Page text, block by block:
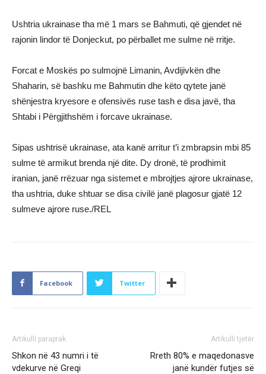
Ushtria ukrainase tha më 1 mars se Bahmuti, që gjendet në
rajonin lindor të Donjeckut, po përballet me sulme në rritje.
Forcat e Moskës po sulmojnë Limanin, Avdijivkën dhe
Shaharin, së bashku me Bahmutin dhe këto qytete janë
shënjestra kryesore e ofensivës ruse tash e disa javë, tha
Shtabi i Përgjithshëm i forcave ukrainase.
Sipas ushtrisë ukrainase, ata kanë arritur t’i zmbrapsin mbi 85
sulme të armikut brenda një dite. Dy dronë, të prodhimit
iranian, janë rrëzuar nga sistemet e mbrojtjes ajrore ukrainase,
tha ushtria, duke shtuar se disa civilë janë plagosur gjatë 12
sulmeve ajrore ruse./REL
Facebook Twitter
Artikulli paraprak
Shkon në 43 numri i të
vdekurve në Greqi
Artikulli tjetër
Rreth 80% e maqedonasve
janë kundër futjes së